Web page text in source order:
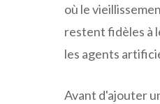
où le
restent fidèles à
les agents
Avant d'ajouter